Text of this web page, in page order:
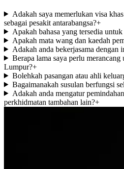
Adakah saya memerlukan visa
sebagai pesakit antarabangsa?+
Apakah bahasa yang tersedia
Apakah mata wang dan kaedah
Adakah anda bekerjasama dengan
Berapa lama saya perlu
Lumpur?+
Bolehkah pasangan atau ahli
Bagaimanakah susulan berfungsi
Adakah anda mengatur
perkhidmatan tambahan lain?+